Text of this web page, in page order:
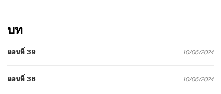
บท
ตอนที่ 39 10/06/2024
ตอนที่ 38 10/06/2024